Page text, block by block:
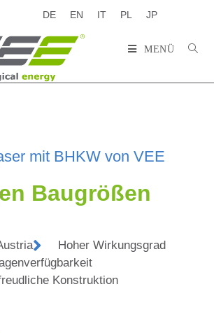
DE EN IT PL JP
MENÜ
mit BHKW von VEE
Baugrößen
Hoher Wirkungsgrad
Konstruktion